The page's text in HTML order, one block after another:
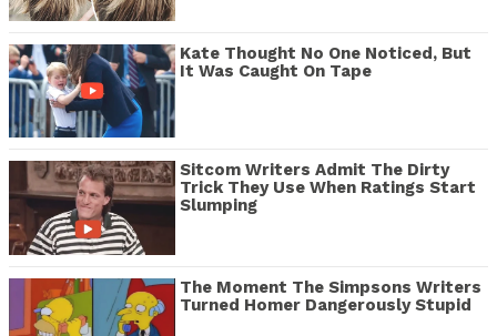
Kate Thought No One Noticed, But
It Was Caught On Tape
Sitcom Writers Admit The Dirty
Trick They Use When Ratings Start
Slumping
The Moment The Simpsons Writers
Turned Homer Dangerously Stupid